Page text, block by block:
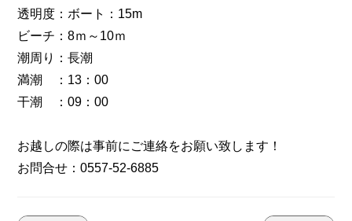
透明度：ボート：15m
ビーチ：8ｍ～10ｍ
潮周り：長潮
満潮 ：13：00
干潮 ：09：00
お越しの際は事前にご連絡をお願い致します！
お問合せ：0557-52-6885